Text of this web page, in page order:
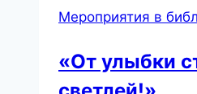
хлеб»
Мероприятия в
«От улыбки